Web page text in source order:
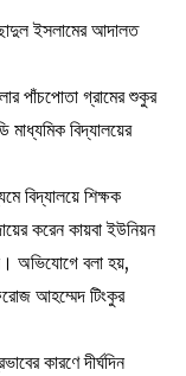
ইসলামের আদালত
পাঁচপোতা গ্রামের শুকুর
মাধ্যমিক বিদ্যালয়ের
বিদ্যালয়ে শিক্ষক
করেন কায়বা ইউনিয়ন
অভিযোগে বলা হয়,
আহম্মেদ টিংকুর
কারণে দীর্ঘদিন